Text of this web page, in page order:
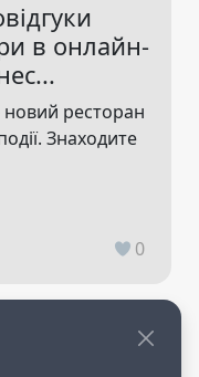
в онлайн-
новий ресторан
Знаходите
0